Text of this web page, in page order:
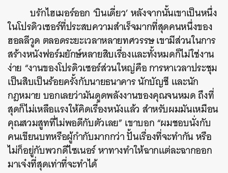
บรักไฮเมอร์ออก ‘บินเดี่ยว’ หลังจากนั้นเขาเป็นหนึ่ง
ในโปรดิวเซอร์ที่ประสบความสำเร็จมากที่สุดคนหนึ่งของ
ฮอลลีวูด ตลอดระยะเวลาหลายทศวรรษ เขามีส่วนในการ
สร้างหนังฟอร์มยักษ์หลายสิบเรื่องและทั้งหมดก็ไม่ใช่งาน
ง่าย “งานของโปรดิวเซอร์ส่วนใหญ่คือ การหาเวลาประชุม
เป็นสิบเป็นร้อยครั้งกับนายธนาคาร นักบัญชี และนัก
กฎหมาย บอกเลยว่ามันดูดพลังงานของคุณจนหมด ถึงที่
สุดก็ไม่เหลือแรงให้คิดเรื่องหนังแล้ว สำหรับผมมันเหมือน
คุณสวมสูทที่ไม่พอดีกับตัวเลย” เขาบอก “ผมชอบนั่งกับ
คนเขียนบทหรือผู้กำกับมากกว่า ปั้นเรื่องที่จะทำกัน หรือ
ไม่ก็อยู่กับพวกดีไซเนอร์ หาทางทำให้ฉากแต่ละฉากออก
มาเจ๋งที่สุดเท่าที่จะทำได้